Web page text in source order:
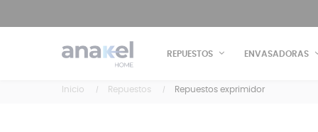
REPUESTOS ENVASADORAS
Inicio Repuestos Repuestos exprimidor